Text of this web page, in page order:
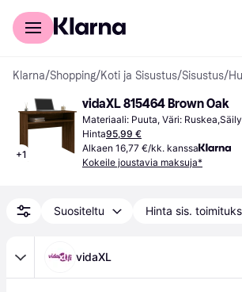
Kuluttajille
Klarna/Shopping/Koti ja Sisustus/Sisustus/
+1
vidaXL 815464 Brown Oak
Materiaali: Puuta, Väri:
Hinta95,99 €
Alkaen 16,77 €/kk. kanssa
Kokeile joustavia maksuja*
Suositeltu Hinta sis.
vidaXL